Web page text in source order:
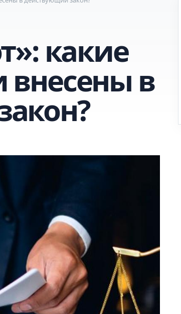
какие
в